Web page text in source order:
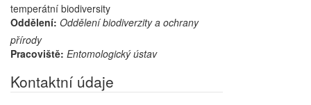
temperátní biodiversity
Oddělení: Oddělení biodiverzity a ochrany
přírody
Pracoviště: Entomologický ústav
Kontaktní údaje